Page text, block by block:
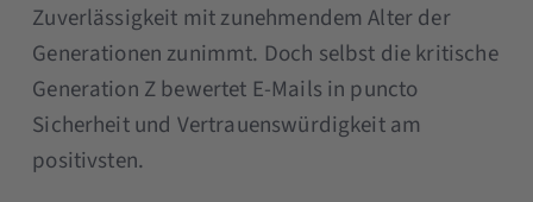
Zuverlässigkeit mit zunehmendem Alter der
Generationen zunimmt. Doch selbst die kritische
Generation Z bewertet E-Mails in puncto
Sicherheit und Vertrauenswürdigkeit am
positivsten.